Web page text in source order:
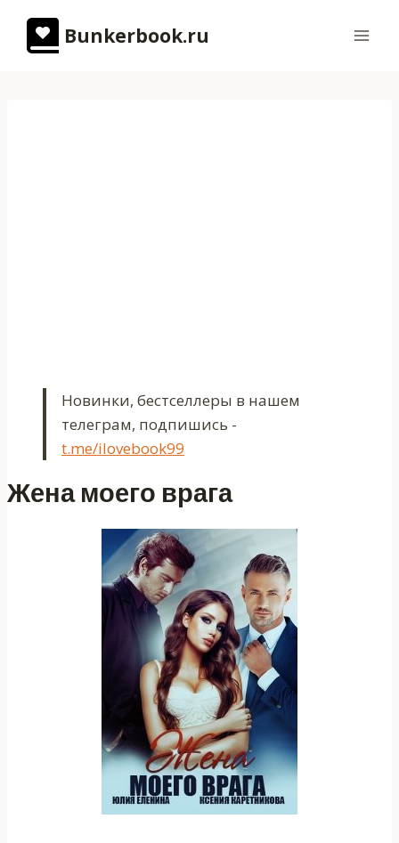
содержимому
Bunkerbook.ru
Новинки, бестселлеры в нашем
телеграм, подпишись -
t.me/ilovebook99
Жена моего врага